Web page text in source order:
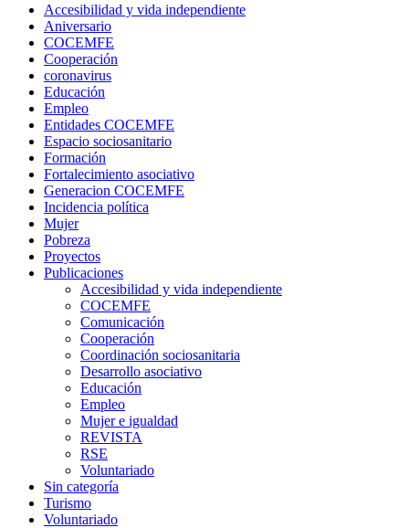
Accesibilidad y vida independiente
Aniversario
COCEMFE
Cooperación
coronavirus
Educación
Empleo
Entidades COCEMFE
Espacio sociosanitario
Formación
Fortalecimiento asociativo
Generacion COCEMFE
Incidencia política
Mujer
Pobreza
Proyectos
Publicaciones
Accesibilidad y vida independiente
COCEMFE
Comunicación
Cooperación
Coordinación sociosanitaria
Desarrollo asociativo
Educación
Empleo
Mujer e igualdad
REVISTA
RSE
Voluntariado
Sin categoría
Turismo
Voluntariado